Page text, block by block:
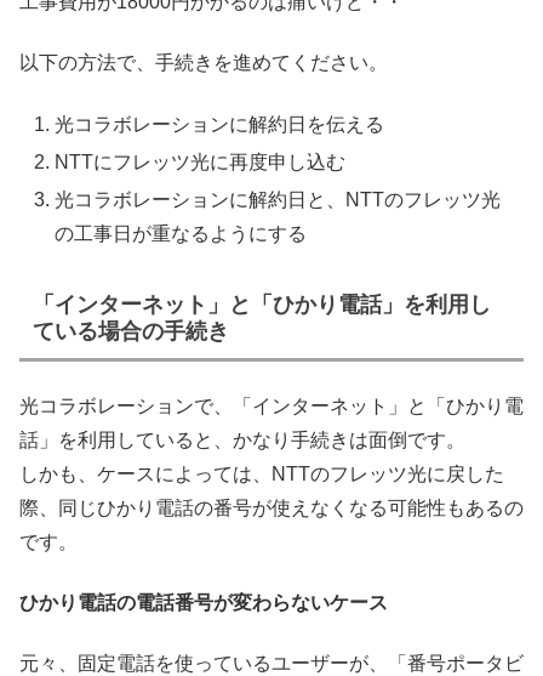
以下の方法で、手続きを進めてください。
光コラボレーションに解約日を伝える
NTTにフレッツ光に再度申し込む
光コラボレーションに解約日と、NTTのフレッツ光
の工事日が重なるようにする
「インターネット」と「ひかり電話」を利用し
ている場合の手続き
光コラボレーションで、「インターネット」と「ひかり電
話」を利用していると、かなり手続きは面倒です。
しかも、ケースによっては、NTTのフレッツ光に戻した
際、同じひかり電話の番号が使えなくなる可能性もあるの
です。
ひかり電話の電話番号が変わらないケース
元々、固定電話を使っているユーザーが、「番号ポータビ